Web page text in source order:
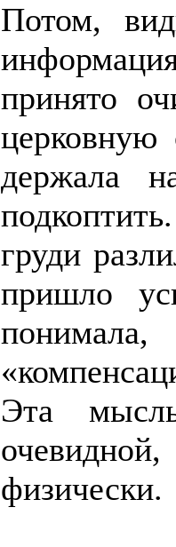
Потом,
принято
церковную
держала
груди
пришло
Эта
физически.